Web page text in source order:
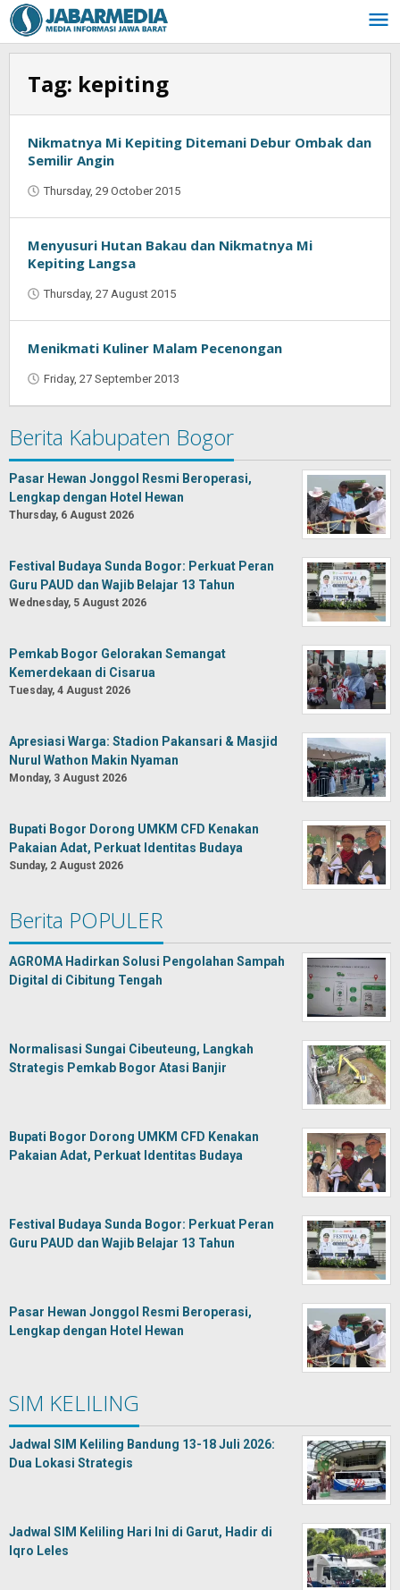
Skip
to
content
Tag: kepiting
Nikmatnya Mi Kepiting Ditemani Debur Ombak dan
Semilir Angin
Thursday, 29 October 2015
Menyusuri Hutan Bakau dan Nikmatnya Mi
Kepiting Langsa
Thursday, 27 August 2015
Menikmati Kuliner Malam Pecenongan
Friday, 27 September 2013
Berita Kabupaten Bogor
Pasar Hewan Jonggol Resmi Beroperasi,
Lengkap dengan Hotel Hewan
Thursday, 6 August 2026
Festival Budaya Sunda Bogor: Perkuat Peran
Guru PAUD dan Wajib Belajar 13 Tahun
Wednesday, 5 August 2026
Pemkab Bogor Gelorakan Semangat
Kemerdekaan di Cisarua
Tuesday, 4 August 2026
Apresiasi Warga: Stadion Pakansari & Masjid
Nurul Wathon Makin Nyaman
Monday, 3 August 2026
Bupati Bogor Dorong UMKM CFD Kenakan
Pakaian Adat, Perkuat Identitas Budaya
Sunday, 2 August 2026
Berita POPULER
AGROMA Hadirkan Solusi Pengolahan Sampah
Digital di Cibitung Tengah
Normalisasi Sungai Cibeuteung, Langkah
Strategis Pemkab Bogor Atasi Banjir
Bupati Bogor Dorong UMKM CFD Kenakan
Pakaian Adat, Perkuat Identitas Budaya
Festival Budaya Sunda Bogor: Perkuat Peran
Guru PAUD dan Wajib Belajar 13 Tahun
Pasar Hewan Jonggol Resmi Beroperasi,
Lengkap dengan Hotel Hewan
SIM KELILING
Jadwal SIM Keliling Bandung 13-18 Juli 2026:
Dua Lokasi Strategis
Jadwal SIM Keliling Hari Ini di Garut, Hadir di
Iqro Leles